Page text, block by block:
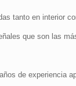
tanto en interior
que son las
de experiencia